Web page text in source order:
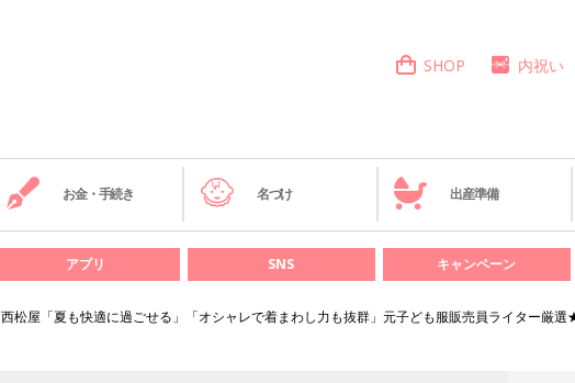
SHOP 内祝い
お金・手続き 名づけ 出産準備
アプリ SNS キャンペーン
西松屋「夏も快適に過ごせる」「オシャレで着まわし力も抜群」元子ども服販売員ライター厳